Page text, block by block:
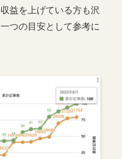
益を上げている方も沢
つの目安として参考に